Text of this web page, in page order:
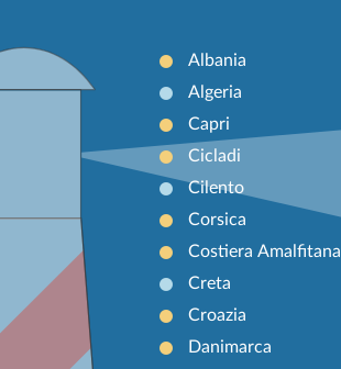
Albania
Algeria
Capri
Cicladi
Cilento
Corsica
Costiera Amalfitana
Creta
Croazia
Danimarca